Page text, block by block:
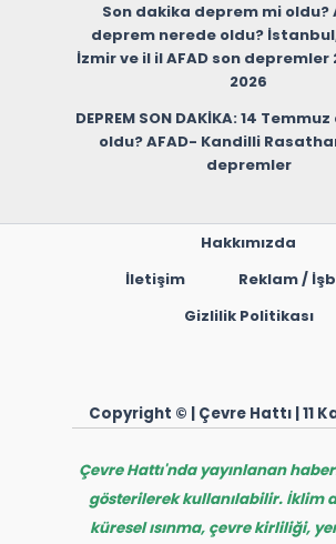
Son dakika deprem mi oldu?
deprem nerede oldu?
İzmir ve il il AFAD son depremler
2026
DEPREM SON DAKİKA: 14
oldu? AFAD- Kandilli
depremler
Hakkımızda
İletişim
Reklam /
Gizlilik Politikası
Copyright © | Çevre Hattı | 11
Çevre Hattı'nda yayınlanan
gösterilerek kullanılabilir. İklim
küresel ısınma, çevre kirliliği,